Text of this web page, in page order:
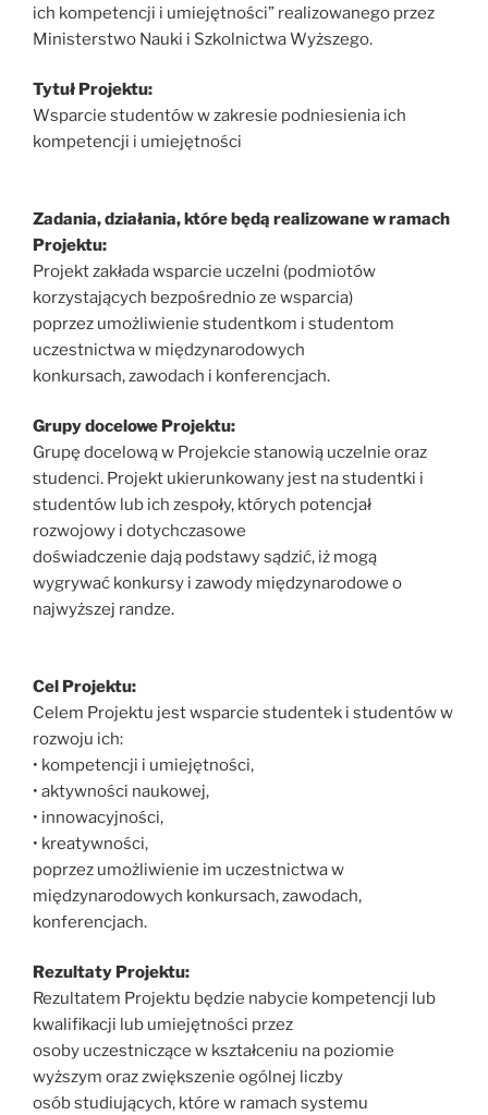
ich kompetencji i umiejętności” realizowanego przez
Ministerstwo Nauki i Szkolnictwa Wyższego.
Tytuł Projektu:
Wsparcie studentów w zakresie podniesienia ich
kompetencji i umiejętności
Zadania, działania, które będą realizowane w ramach
Projektu:
Projekt zakłada wsparcie uczelni (podmiotów
korzystających bezpośrednio ze wsparcia)
poprzez umożliwienie studentkom i studentom
uczestnictwa w międzynarodowych
konkursach, zawodach i konferencjach.
Grupy docelowe Projektu:
Grupę docelową w Projekcie stanowią uczelnie oraz
studenci. Projekt ukierunkowany jest na studentki i
studentów lub ich zespoły, których potencjał
rozwojowy i dotychczasowe
doświadczenie dają podstawy sądzić, iż mogą
wygrywać konkursy i zawody międzynarodowe o
najwyższej randze.
Cel Projektu:
Celem Projektu jest wsparcie studentek i studentów w
rozwoju ich:
• kompetencji i umiejętności,
• aktywności naukowej,
• innowacyjności,
• kreatywności,
poprzez umożliwienie im uczestnictwa w
międzynarodowych konkursach, zawodach,
konferencjach.
Rezultaty Projektu:
Rezultatem Projektu będzie nabycie kompetencji lub
kwalifikacji lub umiejętności przez
osoby uczestniczące w kształceniu na poziomie
wyższym oraz zwiększenie ogólnej liczby
osób studiujących, które w ramach systemu